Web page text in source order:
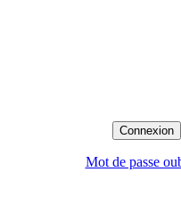
Mot de passe